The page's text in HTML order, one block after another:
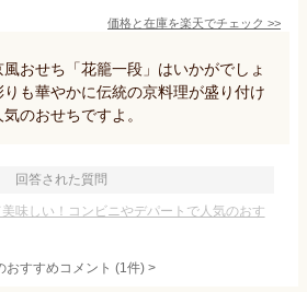
価格と在庫を楽天でチェック >>
おせち「花籠一段」はいかがでしょ
も華やかに伝統の京料理が盛り付け
のおせちですよ。
回答された質問
美味しい！コンビニやデパートで人気のおす
おすすめコメント (1件) >